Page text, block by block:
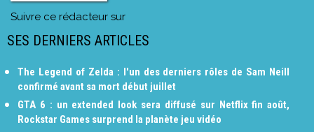
Suivre ce rédacteur sur
SES DERNIERS ARTICLES
The Legend of Zelda : l'un des derniers rôles de Sam Neill
confirmé avant sa mort début juillet
GTA 6 : un extended look sera diffusé sur Netflix fin août,
Rockstar Games surprend la planète jeu vidéo